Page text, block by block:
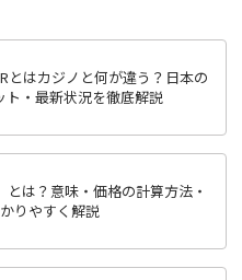
とはカジノと何が違う？日本の
ト・最新状況を徹底解説
とは？意味・価格の計算方法・
りやすく解説